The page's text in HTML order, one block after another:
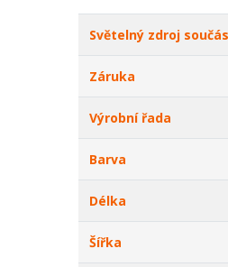
Světelný zdroj
Záruka
Výrobní řada
Barva
Délka
Šířka